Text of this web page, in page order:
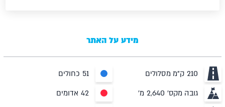
מידע על האתר
210 ק"מ מסלולים 51 כחולים
גובה מקס' 2,640 מ' 42 אדומים